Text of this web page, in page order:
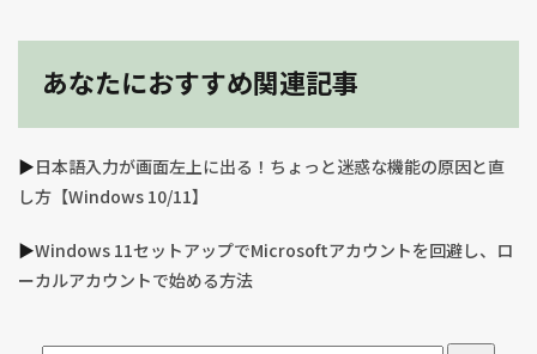
あなたにおすすめ関連記事
▶︎日本語入力が画面左上に出る！ちょっと迷惑な機能の原因と直
し方【Windows 10/11】
▶︎Windows 11セットアップでMicrosoftアカウントを回避し、ロ
ーカルアカウントで始める方法